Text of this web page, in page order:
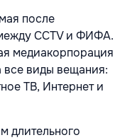
после
CCTV и ФИФА.
медиакорпорация
все виды вещания:
ТВ, Интернет и
длительного